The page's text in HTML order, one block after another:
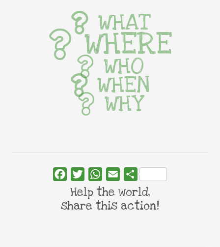
WHAT
WHERE
WHO
WHEN
WHY
FacebookTwitterWhatsApp
Email Share
Help the world,
share this action!